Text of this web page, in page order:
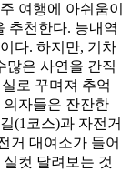
여행에 아쉬움이
추천한다. 능내역
다. 하지만, 기차
많은 사연을 간직
로 꾸며져 추억
자들은 잔잔한
(1코스)과 자전거
거 대여소가 들어
컷 달려보는 것